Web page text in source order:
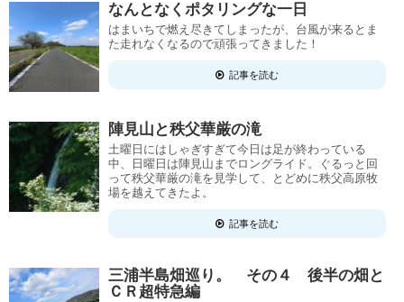
なんとなくポタリングな一日
はまいちで燃え尽きてしまったが、台風が来るとま
た走れなくなるので頑張ってきました！
記事を読む
陣見山と秩父華厳の滝
土曜日にはしゃぎすぎて今日は足が終わっている
中、日曜日は陣見山までロングライド。ぐるっと回
って秩父華厳の滝を見学して、とどめに秩父高原牧
場を越えてきたよ。
記事を読む
三浦半島畑巡り。 その４ 後半の畑と
ＣＲ超特急編